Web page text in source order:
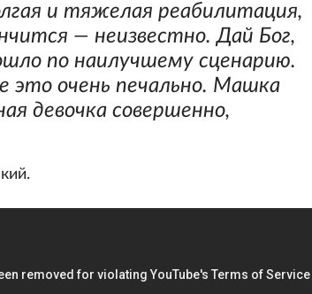
и тяжелая реабилитация,
— неизвестно. Дай Бог,
по наилучшему сценарию.
это очень печально. Машка
девочка совершенно,